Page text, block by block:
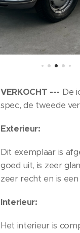
VERKOCHT --- De
spec, de tweede
Exterieur:
Dit exemplaar is
goed uit, is zeer
zeer recht en is
Interieur:
Het interieur is